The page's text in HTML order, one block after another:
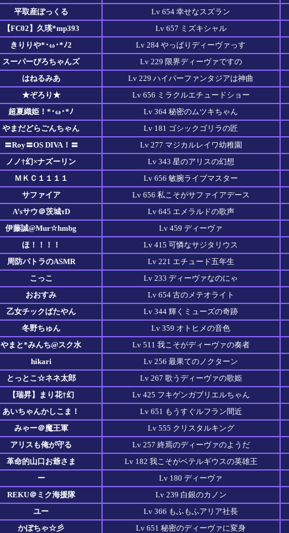
平取産ぽっくる Lv 654 幸せなスズラン
【FC02】久瑛*mp393 Lv 657 ミズキシャル
きりりや*･ω･*ﾉ2 Lv 284 やっぱりディーヴァっす
スーパーぴろちゃんズ Lv 229 限界ディーヴァですの
はねるみあ Lv 229 ハイパーファンタジアは神曲
★ぞろり★ Lv 656 ミラクルエチュードショー
超夏織姫！*･ω･*ﾉ Lv 364 秘密のムツキちゃん
やまだどらごんちゃん Lv 181 ゴシックゴリラの匠
〓Roy〓OS DIVA！〓 Lv 277 マジカルレイワ幼稚園
ノノ†幻×ナズーリン Lv 343 星のアリスの幻想
ＭＫＣ１１１１ Lv 656 敏腕ライブマスター
サファイア Lv 656 私こそがサファイアデース
A’sサウ＠茨城τD Lv 645 エメラルドの歌声
伊藤誠@Mur☆hmbg Lv 459 ディーヴァ
ほ！！！！ Lv 415 可憐なサジタリウス
周防パトラのASMR Lv 221 エチュード五年生
こっこ Lv 233 ディーヴァなのにゃ
おおすみ Lv 654 古のメテオライト
乙女チックばたやん Lv 344 輝くミューズの奇跡
冬野ちゅん Lv 359 オトヒメの音色
やまと*みんち@スク水 Lv 511 我こそがディーヴァの奏者
hikari Lv 256 最果てのノクターン
とっとこ☆ネネ太郎 Lv 267 歌うディーヴァの歌姫
【瑞昇】まり花†幻 Lv 425 フキゲンガブリエルちゃん
あいちゃんかしこま！ Lv 651 もうすぐルフラン間近
みゃー＠魔王軍 Lv 555 クリスタルキング
アリスも俺が守る Lv 257 終焉のディーヴァのようだ
革命的山口お爺さま Lv 182 我こそがベテルギウスの英雄王
ー Lv 180 ディーヴァ
REKU＠ミク海援隊 Lv 239 白銀のカノン
ユー Lv 366 もふもふアリア社長
かぼちゃ☆彡 Lv 651 秘密のディーヴァに変身